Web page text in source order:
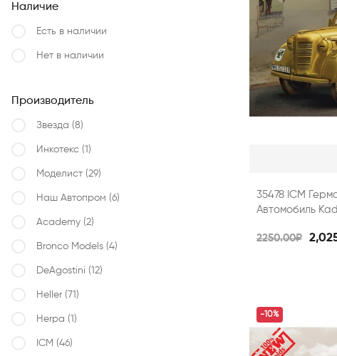
35478 ICM
Автомобиль
2250.00₽
-10%
Наличие
Есть в наличии
Нет в наличии
Производитель
Звезда (8)
Инкотекс (1)
Моделист (29)
Наш Автопром (6)
Academy (2)
Bronco Models (4)
DeAgostini (12)
Heller (71)
Herpa (1)
ICM (46)